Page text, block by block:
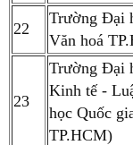
22
Trường Đại
Văn hoá
23
Trường Đại
Kinh tế -
học Quốc
TP.HCM)